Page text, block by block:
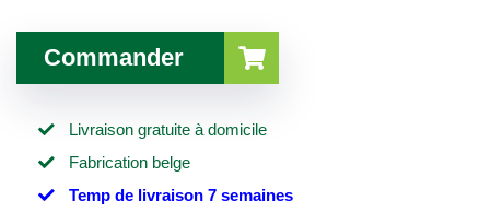
Commander
Livraison gratuite à domicile
Fabrication belge
Temp de livraison 7 semaines